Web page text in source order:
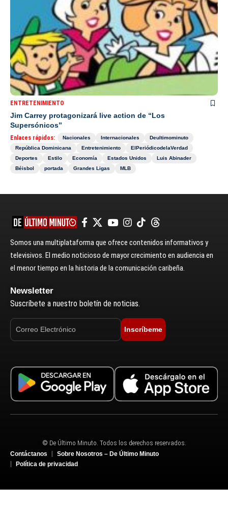
ENTRETENIMIENTO
Jim Carrey protagonizará live action de “Los
Supersónicos”
Enlaces rápidos: Nacionales Internacionales
Deultimominuto
República Dominicana
Entretenimiento
ElPeriódicodelaVerdad
Deportes
Estilo Economía Estados Unidos
Luis Abinader
Béisbol
portada Grandes Ligas MLB
Somos una multiplataforma que ofrece contenidos informativos y
televisivos. El medio noticioso de mayor crecimiento en audiencia en
el menor tiempo en la historia de la comunicación caribeña.
Newsletter
Suscríbete a nuestro boletín de noticias.
Inscríbeme
© De Último Minuto. Todos los derechos reservados.
Contáctanos
Sobre Nosotros – De Último Minuto
Política de privacidad